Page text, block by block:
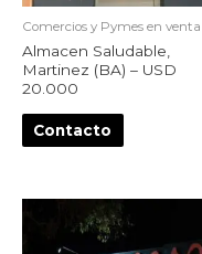
Comercios y Pymes en venta
Almacen Saludable,
Martinez (BA) – USD
20.000
Contacto